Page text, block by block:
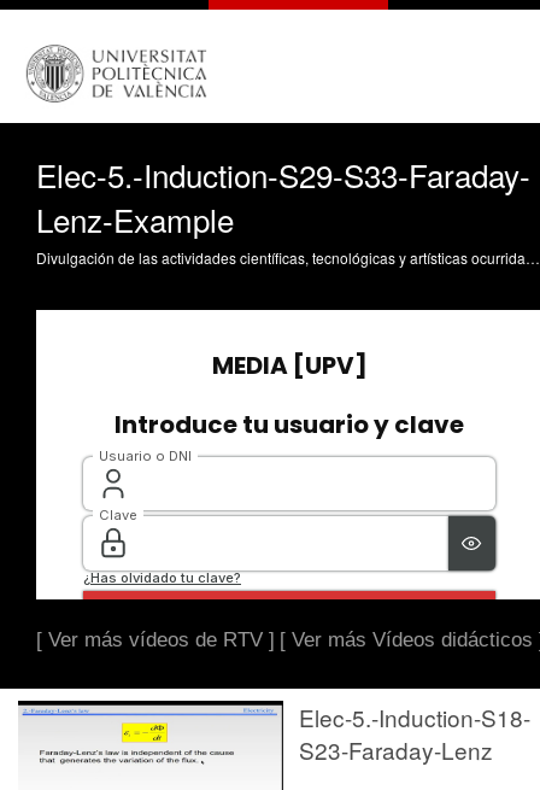
Elec-5.-Induction-S29-S33-Faraday-
Lenz-Example
Divulgación de las actividades científicas, tecnológicas y artísticas ocurridas en los tres campus de la UPV
[ Ver más vídeos de RTV ] [ Ver más Vídeos didácticos
Elec-5.-Induction-S18-
S23-Faraday-Lenz